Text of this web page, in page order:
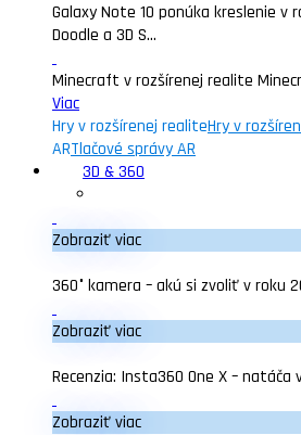
Galaxy Note 10 ponúka kreslenie v
Doodle a 3D S...
Minecraft v rozšírenej realite
Viac
Hry v rozšírenej realiteHry v
ARTlačové správy AR
3D & 360
Zobraziť viac
360° kamera – akú si zvoliť v roku
Zobraziť viac
Recenzia: Insta360 One X – natáča
Zobraziť viac